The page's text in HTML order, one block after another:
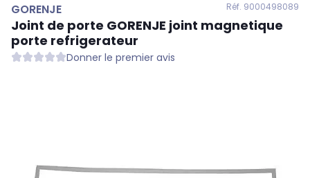
GORENJE Réf. 9000498089
Joint de porte GORENJE joint magnetique
porte refrigerateur
Donner le premier avis